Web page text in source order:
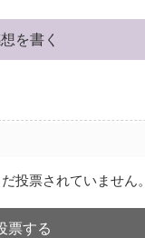
を書く
投票されていません。
票する